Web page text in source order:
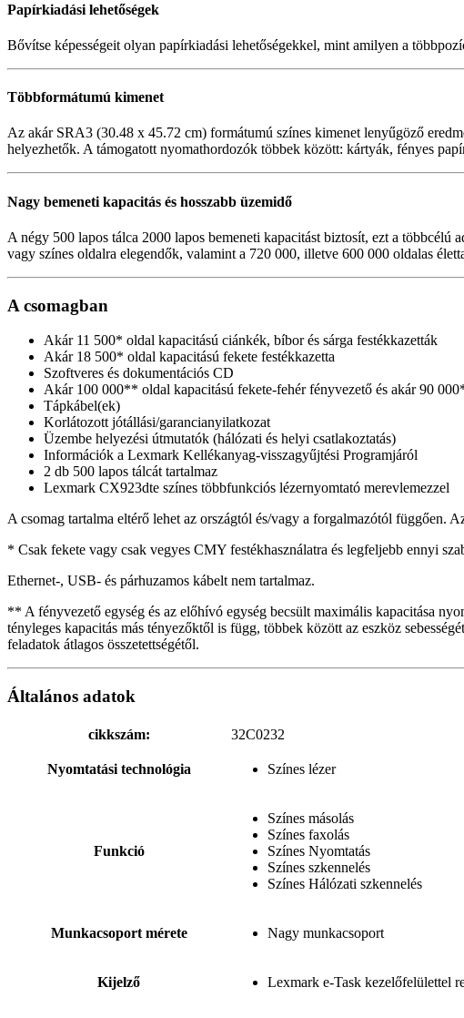
Papírkiadási lehetőségek
Bővítse képességeit olyan papírkiadási lehetőségekkel, mint amilyen a
Többformátumú kimenet
Az akár SRA3 (30.48 x 45.72 cm) formátumú színes kimenet lenyűgöző
helyezhetők. A támogatott nyomathordozók többek között: kártyák, fényes
Nagy bemeneti kapacitás és hosszabb üzemidő
A négy 500 lapos tálca 2000 lapos bemeneti kapacitást biztosít, ezt a
vagy színes oldalra elegendők, valamint a 720 000, illetve 600 000 oldalas
A csomagban
Akár 11 500* oldal kapacitású ciánkék, bíbor és sárga festékkazetták
Akár 18 500* oldal kapacitású fekete festékkazetta
Szoftveres és dokumentációs CD
Akár 100 000** oldal kapacitású fekete-fehér fényvezető és akár 90
Tápkábel(ek)
Korlátozott jótállási/garancianyilatkozat
Üzembe helyezési útmutatók (hálózati és helyi csatlakoztatás)
Információk a Lexmark Kellékanyag-visszagyűjtési Programjáról
2 db 500 lapos tálcát tartalmaz
Lexmark CX923dte színes többfunkciós lézernyomtató merevlemezzel
A csomag tartalma eltérő lehet az országtól és/vagy a forgalmazótól függően.
* Csak fekete vagy csak vegyes CMY festékhasználatra és legfeljebb ennyi
Ethernet-, USB- és párhuzamos kábelt nem tartalmaz.
** A fényvezető egység és az előhívó egység becsült maximális kapacitása
tényleges kapacitás más tényezőktől is függ, többek között az eszköz
feladatok átlagos összetettségétől.
Általános adatok
cikkszám: 32C0232
Nyomtatási technológia Színes lézer
Funkció
Színes másolás
Színes faxolás
Színes Nyomtatás
Színes szkennelés
Színes Hálózati szkennelés
Munkacsoport mérete Nagy munkacsoport
Kijelző Lexmark e-Task kezelőfelülettel